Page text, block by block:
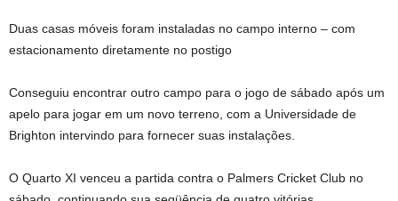
Duas casas móveis foram instaladas no campo interno – com
estacionamento diretamente no postigo
Conseguiu encontrar outro campo para o jogo de sábado após um
apelo para jogar em um novo terreno, com a Universidade de
Brighton intervindo para fornecer suas instalações.
O Quarto XI venceu a partida contra o Palmers Cricket Club no